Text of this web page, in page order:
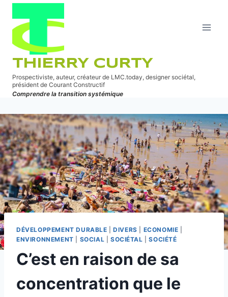
Aller
contenu
THIERRY CURTY
Prospectiviste, auteur, créateur de LMC.today, designer sociétal,
président de Courant Constructif
Comprendre la transition systémique
DÉVELOPPEMENT DURABLE |DIVERS ECONOMIE
ENVIRONNEMENT
SOCIAL SOCIÉTAL |SOCIÉTÉ
C’est en raison de sa
concentration que le